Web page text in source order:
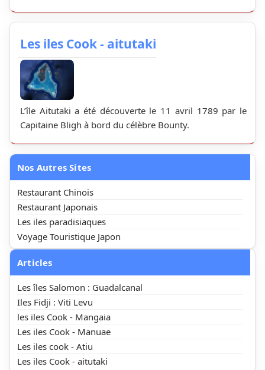
Les iles Cook - aitutaki
L’île Aitutaki a été découverte le 11 avril 1789 par le
Capitaine Bligh à bord du célèbre Bounty.
Nos Autres Sites
Restaurant Chinois
Restaurant Japonais
Les iles paradisiaques
Voyage Touristique Japon
Articles
Les îles Salomon : Guadalcanal
Iles Fidji : Viti Levu
les iles Cook - Mangaia
Les iles Cook - Manuae
Les iles cook - Atiu
Les iles Cook - aitutaki